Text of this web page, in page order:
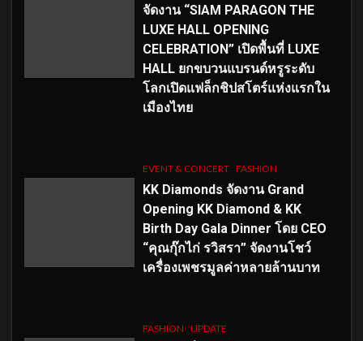
จัดงาน “SIAM PARAGON THE
LUXE HALL OPENING
CELEBRATION” เปิดพื้นที่ LUXE
HALL ยกขบวนแบรนด์หรูระดับ
โลกเปิดแฟล็กชิปสโตร์แห่งแรกใน
เมืองไทย
EVENT & CONCERT FASHION
KK Diamonds จัดงาน Grand
Opening KK Diamond & KK
Birth Day Gala Dinner โดย CEO
“คุณกุ๊กไก่ รวิสรา” จัดงานโชว์
เครื่องเพชรมูลค่าหลายล้านบาท
FASHION UPDATE